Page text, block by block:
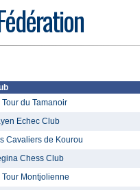
Tour du Tamanoir
Echec Club
Cavaliers de Kourou
Chess Club
Tour Montjolienne